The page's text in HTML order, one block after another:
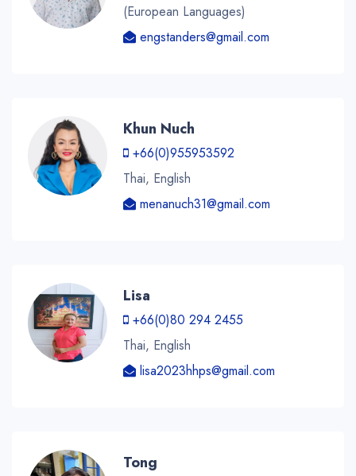
(European Languages)
engstanders@gmail.com
Khun Nuch
+66(0)955953592
Thai, English
menanuch31@gmail.com
Lisa
+66(0)80 294 2455
Thai, English
lisa2023hhps@gmail.com
Tong